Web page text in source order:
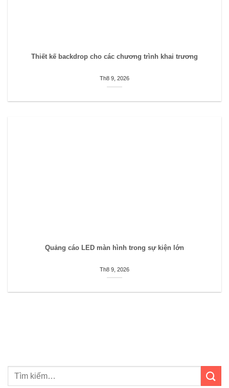
Thiết kế backdrop cho các chương trình khai trương
Th8 9, 2026
Quảng cáo LED màn hình trong sự kiện lớn
Th8 9, 2026